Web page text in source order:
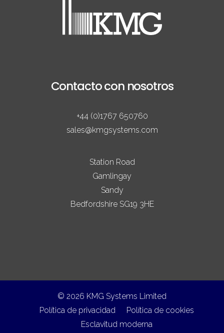
Contacto con nosotros
+44 (0)1767 650760
sales@kmgsystems.com
Station Road
Gamlingay
Sandy
Bedfordshire SG19 3HE
© 2026 KMG Systems Limited
Política de privacidad
Política de cookies
Esclavitud moderna